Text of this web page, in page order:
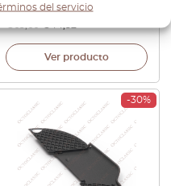
del servicio
Ver producto
-30%